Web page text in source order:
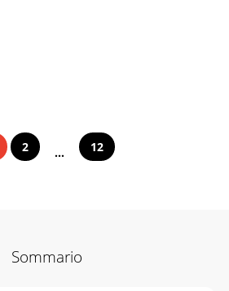
2 ... 12
Sommario